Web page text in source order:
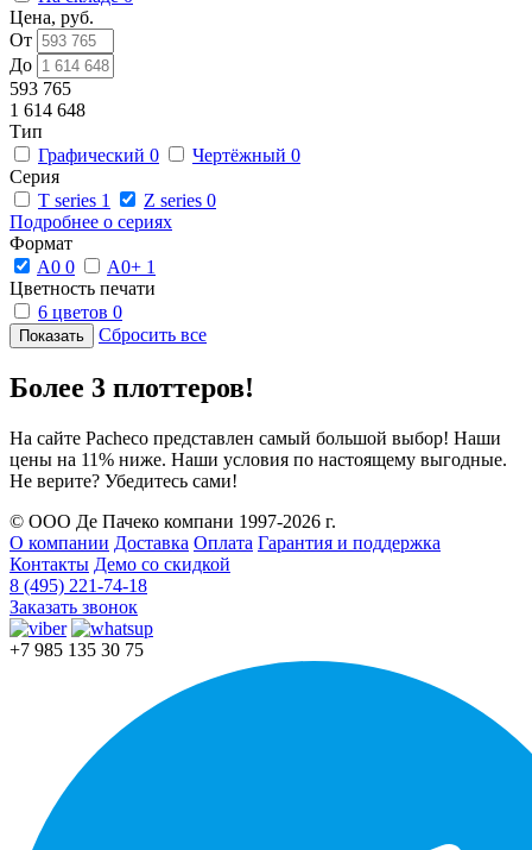
Цена, руб.
От
До
593 765
1 614 648
Тип
Графический 0 Чертёжный 0
Серия
T series 1 Z series 0
Подробнее о сериях
Формат
A0 0 A0+ 1
Цветность печати
6 цветов 0
Сбросить все
Более 3 плоттеров!
На сайте Pacheco представлен самый большой выбор! Наши
цены на 11% ниже. Наши условия по настоящему выгодные.
Не верите? Убедитесь сами!
© ООО Де Пачеко компани 1997-2026 г.
О компании Доставка Оплата Гарантия и поддержка
Контакты Демо со скидкой
8 (495) 221-74-18
Заказать звонок
+7 985 135 30 75